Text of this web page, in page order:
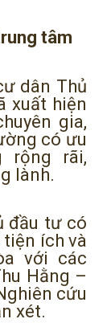
tâm
dân Thủ
xuất hiện
gia,
có ưu
rộng rãi,
lành.
đầu tư có
ích và
với các
Hằng –
cứu
xét.